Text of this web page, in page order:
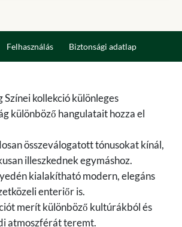
Felhasználás Biztonsági adatlap
kollekció különleges
különböző hangulatait hozza el
összeválogatott tónusokat kínál,
illeszkednek egymáshoz.
kialakítható modern, elegáns
enteriőr is.
merít különböző kultúrákból és
atmoszférát teremt.